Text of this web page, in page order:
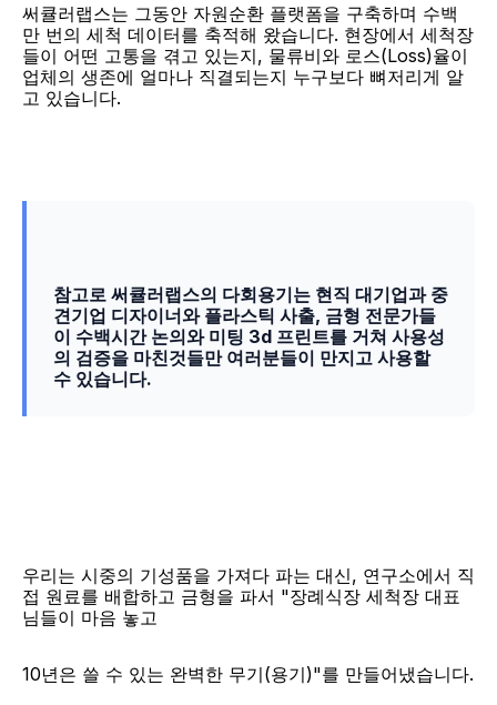
써큘러랩스는 그동안 자원순환 플랫폼을 구축하며 수백
만 번의 세척 데이터를 축적해 왔습니다. 현장에서 세척장
들이 어떤 고통을 겪고 있는지, 물류비와 로스(Loss)율이
업체의 생존에 얼마나 직결되는지 누구보다 뼈저리게 알
고 있습니다.
참고로 써큘러랩스의 다회용기는 현직 대기업과 중
견기업 디자이너와 플라스틱 사출, 금형 전문가들
이 수백시간 논의와 미팅 3d 프린트를 거쳐 사용성
의 검증을 마친것들만 여러분들이 만지고 사용할
수 있습니다.
우리는 시중의 기성품을 가져다 파는 대신, 연구소에서 직
접 원료를 배합하고 금형을 파서 "장례식장 세척장 대표
님들이 마음 놓고
10년은 쓸 수 있는 완벽한 무기(용기)"를 만들어냈습니다.